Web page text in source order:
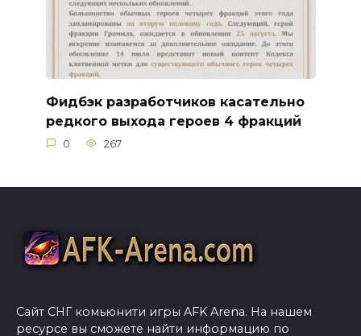
Фидбэк разработчиков касательно
редкого выхода героев 4 фракций
0 267
Сайт СНГ комьюнити игры AFK Arena. На нашем
ресурсе вы сможете найти информацию по